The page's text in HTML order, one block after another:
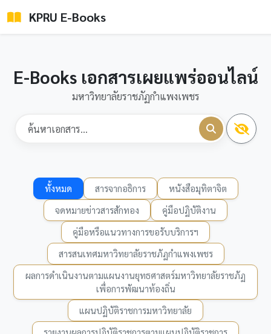
KPRU E-Books
E-Books เอกสารเผยแพร่ออนไลน์
มหาวิทยาลัยราชภัฏกำแพงเพชร
ทั้งหมด สารจากอธิการ
หนังสือมุทิตาจิต
จดหมายข่าวสารสักทอง
คู่มือปฏิบัติงาน
คู่มือหรือแนวทางการขอรับบริการฯ
สารสนเทศมหาวิทยาลัยราชภัฏกำแพงเพชร
ผลการดำเนินงานตามแผนงานยุทธศาสตร์มหาวิทยาลัยราชภัฏ
เพื่อการพัฒนาท้องถิ่น
แผนปฏิบัติราชการมหาวิทยาลัย